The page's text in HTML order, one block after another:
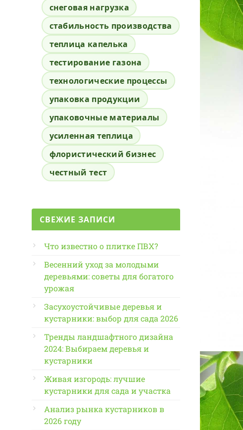
снеговая нагрузка
стабильность производства
теплица капелька
тестирование газона
технологические процессы
упаковка продукции
упаковочные материалы
усиленная теплица
флористический бизнес
честный тест
СВЕЖИЕ ЗАПИСИ
Что известно о плитке ПВХ?
Весенний уход за молодыми
деревьями: советы для богатого
урожая
Засухоустойчивые деревья и
кустарники: выбор для сада 2026
Тренды ландшафтного дизайна
2024: Выбираем деревья и
кустарники
Живая изгородь: лучшие
кустарники для сада и участка
Анализ рынка кустарников в
2026 году